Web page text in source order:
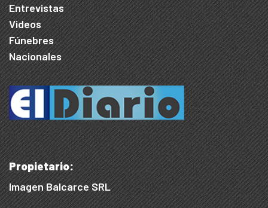
Entrevistas
Videos
Fúnebres
Nacionales
Propietario:
Imagen Balcarce SRL